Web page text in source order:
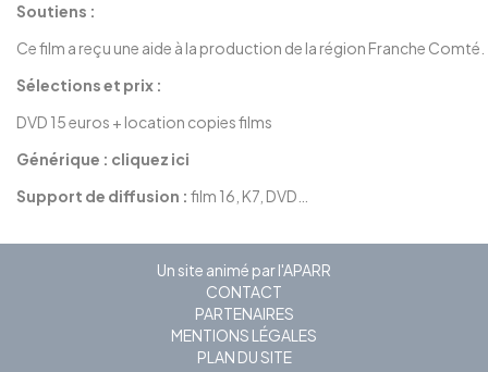
Soutiens :
Ce film a reçu une aide à la production de la région Franche Comté.
Sélections et prix :
DVD 15 euros + location copies films
Générique : cliquez ici
Support de diffusion : film 16, K7, DVD…
Un site animé par l'APARR
CONTACT
PARTENAIRES
MENTIONS LÉGALES
PLAN DU SITE